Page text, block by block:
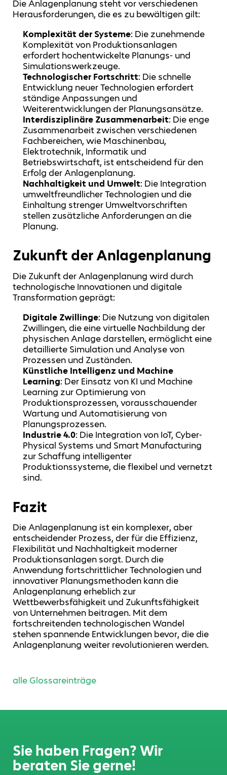
Die Anlagenplanung steht vor verschiedenen
Herausforderungen, die es zu bewältigen gilt:
Komplexität der Systeme: Die zunehmende
Komplexität von Produktionsanlagen
erfordert hochentwickelte Planungs- und
Simulationswerkzeuge.
Technologischer Fortschritt: Die schnelle
Entwicklung neuer Technologien erfordert
ständige Anpassungen und
Weiterentwicklungen der Planungsansätze.
Interdisziplinäre Zusammenarbeit: Die enge
Zusammenarbeit zwischen verschiedenen
Fachbereichen, wie Maschinenbau,
Elektrotechnik, Informatik und
Betriebswirtschaft, ist entscheidend für den
Erfolg der Anlagenplanung.
Nachhaltigkeit und Umwelt: Die Integration
umweltfreundlicher Technologien und die
Einhaltung strenger Umweltvorschriften
stellen zusätzliche Anforderungen an die
Planung.
Zukunft der Anlagenplanung
Die Zukunft der Anlagenplanung wird durch
technologische Innovationen und digitale
Transformation geprägt:
Digitale Zwillinge: Die Nutzung von digitalen
Zwillingen, die eine virtuelle Nachbildung der
physischen Anlage darstellen, ermöglicht eine
detaillierte Simulation und Analyse von
Prozessen und Zuständen.
Künstliche Intelligenz und Machine
Learning: Der Einsatz von KI und Machine
Learning zur Optimierung von
Produktionsprozessen, vorausschauender
Wartung und Automatisierung von
Planungsprozessen.
Industrie 4.0: Die Integration von IoT, Cyber-
Physical Systems und Smart Manufacturing
zur Schaffung intelligenter
Produktionssysteme, die flexibel und vernetzt
sind.
Fazit
Die Anlagenplanung ist ein komplexer, aber
entscheidender Prozess, der für die Effizienz,
Flexibilität und Nachhaltigkeit moderner
Produktionsanlagen sorgt. Durch die
Anwendung fortschrittlicher Technologien und
innovativer Planungsmethoden kann die
Anlagenplanung erheblich zur
Wettbewerbsfähigkeit und Zukunftsfähigkeit
von Unternehmen beitragen. Mit dem
fortschreitenden technologischen Wandel
stehen spannende Entwicklungen bevor, die die
Anlagenplanung weiter revolutionieren werden.
alle Glossareinträge
Sie haben Fragen? Wir
beraten Sie gerne!